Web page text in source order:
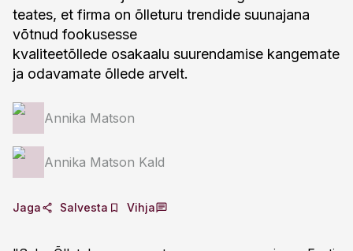
teates, et firma on õlleturu trendide suunajana
võtnud fookusesse
kvaliteetõllede osakaalu suurendamise kangemate
ja odavamate õllede arvelt.
Annika Matson
Annika Matson Kald
Jaga Salvesta Vihja